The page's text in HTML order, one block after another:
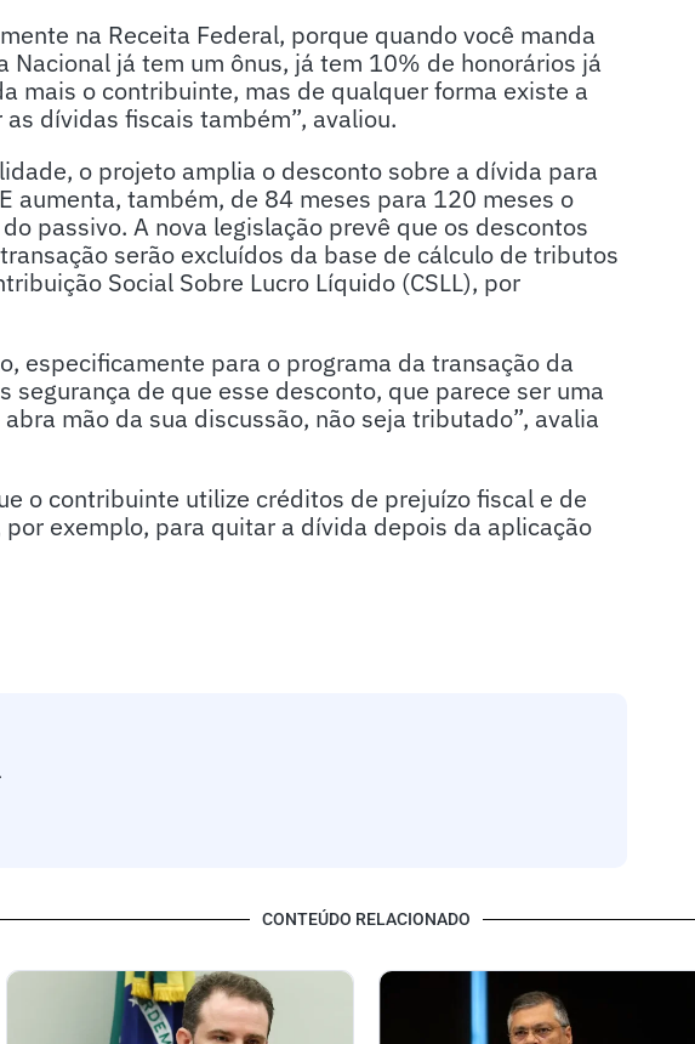
na Receita Federal, porque quando você manda
Nacional já tem um ônus, já tem 10% de honorários já
mais o contribuinte, mas de qualquer forma existe a
dívidas fiscais também”, avaliou.
o projeto amplia o desconto sobre a dívida para
aumenta, também, de 84 meses para 120 meses o
passivo. A nova legislação prevê que os descontos
serão excluídos da base de cálculo de tributos
Social Sobre Lucro Líquido (CSLL), por
especificamente para o programa da transação da
segurança de que esse desconto, que parece ser uma
mão da sua discussão, não seja tributado”, avalia
o contribuinte utilize créditos de prejuízo fiscal e de
por exemplo, para quitar a dívida depois da aplicação
CONTEÚDO RELACIONADO